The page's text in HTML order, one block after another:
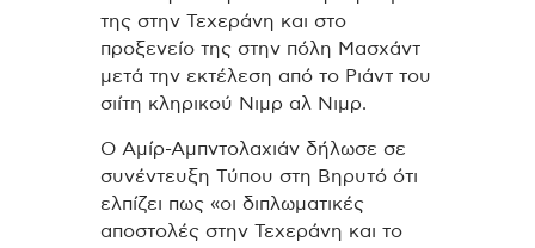
της στην Τεχεράνη και στο
προξενείο της στην πόλη Μασχάντ
μετά την εκτέλεση από το Ριάντ του
σιίτη κληρικού Νιμρ αλ Νιμρ.
Ο Αμίρ-Αμπντολαχιάν δήλωσε σε
συνέντευξη Τύπου στη Βηρυτό ότι
ελπίζει πως «οι διπλωματικές
αποστολές στην Τεχεράνη και το